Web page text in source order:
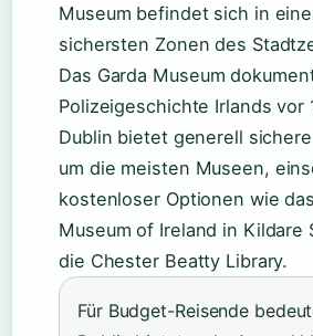
Museum befindet sich in
sichersten Zonen des
Das Garda Museum
Polizeigeschichte Irlands vor
Dublin bietet generell
um die meisten Museen,
kostenloser Optionen wie
Museum of Ireland in Kildare
die Chester Beatty Library.
Für Budget-Reisende